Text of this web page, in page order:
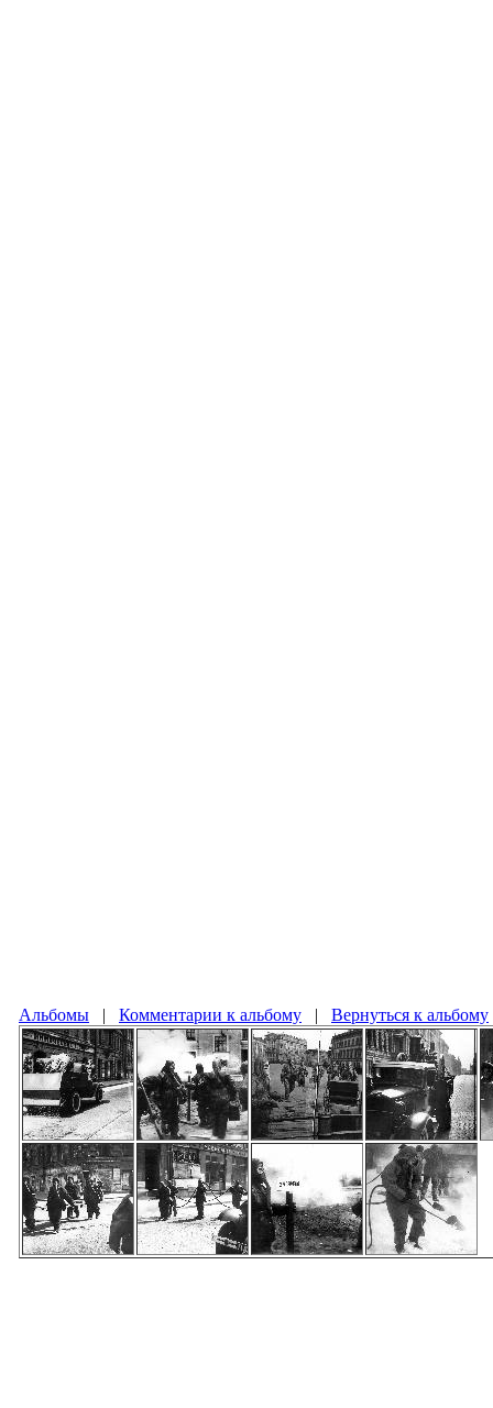
Альбомы | Комментарии к альбому | Вернуться к альбому